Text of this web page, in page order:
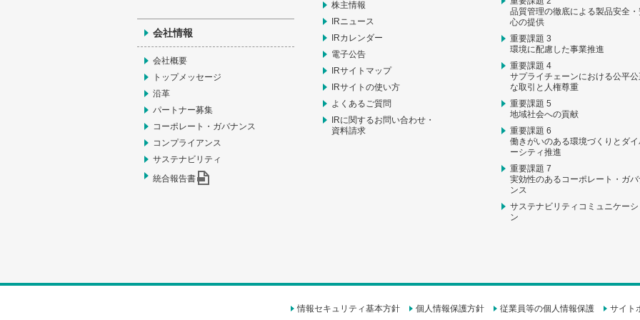
会社情報
会社概要
トップメッセージ
沿革
パートナー募集
コーポレート・ガバナンス
コンプライアンス
サステナビリティ
統合報告書
株主情報
IRニュース
IRカレンダー
電子公告
IRサイトマップ
IRサイトの使い方
よくあるご質問
IRに関するお問い合わせ・
資料請求
品質管理の徹底による製品安全
心の提供
重要課題 3
環境に配慮した事業推進
重要課題 4
サプライチェーンにおける公平公
な取引と人権尊重
重要課題 5
地域社会への貢献
重要課題 6
働きがいのある環境づくりとダ
ーシティ推進
重要課題 7
実効性のあるコーポレート・ガバ
ンス
サステナビリティコミュニケーシ
ン
情報セキュリティ基本方針 個人情報保護方針 従業員等の個人情報保護 サイト